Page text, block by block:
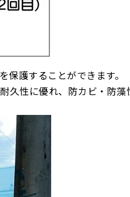
護することができます。
久性に優れ、防カビ・防藻